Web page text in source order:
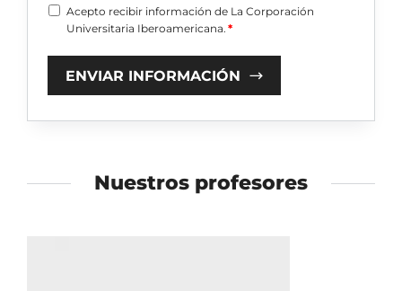
Acepto recibir información de La Corporación
Universitaria Iberoamericana. *
ENVIAR INFORMACIÓN
Nuestros profesores